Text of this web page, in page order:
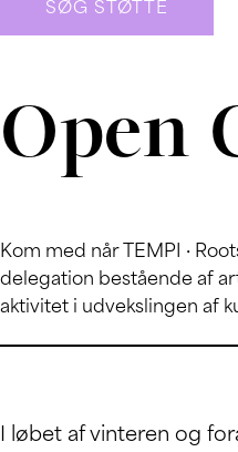
SØG STØTTE
Open
Kom med når TEMPI ·
delegation bestående af
aktivitet i udvekslingen af
I løbet af vinteren og